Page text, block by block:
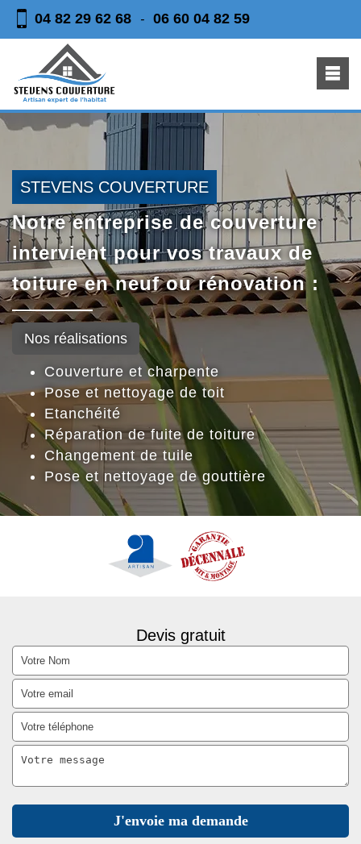
04 82 29 62 68 - 06 60 04 82 59
STEVENS COUVERTURE
Notre entreprise de couverture
intervient pour vos travaux de
toiture en neuf ou rénovation :
Nos réalisations
Couverture et charpente
Pose et nettoyage de toit
Etanchéité
Réparation de fuite de toiture
Changement de tuile
Pose et nettoyage de gouttière
Devis gratuit